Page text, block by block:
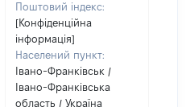
Поштовий індекс:
[Конфіденційна
інформація]
Населений пункт:
Івано-Франківськ /
Івано-Франківська
область / Україна